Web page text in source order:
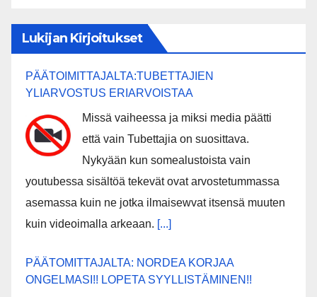
Lukijan Kirjoitukset
PÄÄTOIMITTAJALTA:TUBETTAJIEN
YLIARVOSTUS ERIARVOISTAA
Missä vaiheessa ja miksi media päätti
että vain Tubettajia on suosittava.
Nykyään kun somealustoista vain
youtubessa sisältöä tekevät ovat arvostetummassa
asemassa kuin ne jotka ilmaisewvat itsensä muuten
kuin videoimalla arkeaan. [...]
PÄÄTOMITTAJALTA: NORDEA KORJAA
ONGELMASI!! LOPETA SYYLLISTÄMINEN!!